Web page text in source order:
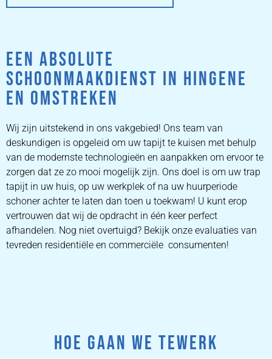
EEN ABSOLUTE
SCHOONMAAKDIENST IN HINGENE
EN OMSTREKEN
Wij zijn uitstekend in ons vakgebied! Ons team van
deskundigen is opgeleid om uw tapijt te kuisen met behulp
van de modernste technologieën en aanpakken om ervoor te
zorgen dat ze zo mooi mogelijk zijn. Ons doel is om uw trap
tapijt in uw huis, op uw werkplek of na uw huurperiode
schoner achter te laten dan toen u toekwam! U kunt erop
vertrouwen dat wij de opdracht in één keer perfect
afhandelen. Nog niet overtuigd? Bekijk onze evaluaties van
tevreden residentiële en commerciële consumenten!
HOE GAAN WE TEWERK